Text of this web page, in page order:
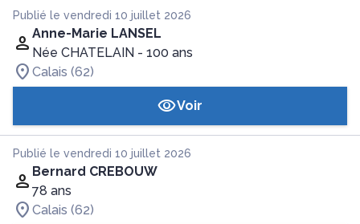
Publié le vendredi 10 juillet 2026
Anne-Marie LANSEL
Née CHATELAIN - 100 ans
Calais (62)
Voir
Publié le vendredi 10 juillet 2026
Bernard CREBOUW
78 ans
Calais (62)